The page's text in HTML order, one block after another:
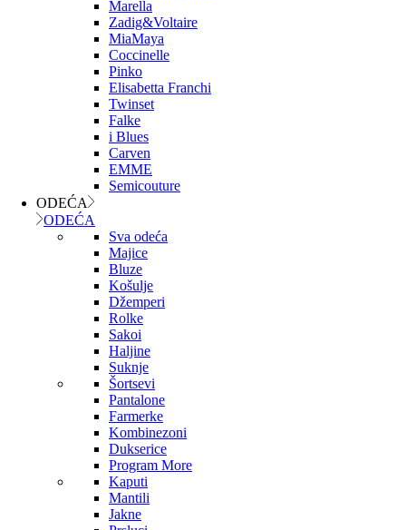
Marella
Zadig&Voltaire
MiaMaya
Coccinelle
Pinko
Elisabetta Franchi
Twinset
Falke
i Blues
Carven
EMME
Semicouture
ODEĆA
ODEĆA
Sva odeća
Majice
Bluze
Košulje
Džemperi
Rolke
Sakoi
Haljine
Suknje
Šortsevi
Pantalone
Farmerke
Kombinezoni
Dukserice
Program More
Kaputi
Mantili
Jakne